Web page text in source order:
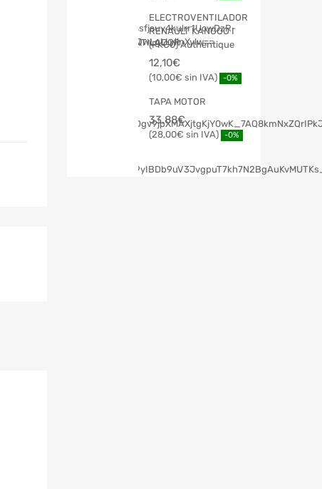
ELECTROVENTILADOR
RENAULT KANGOO I
(FKC0) Authentique
12,10€
10,00€ -0%
TAPA MOTOR
33,88€
28,00€ -0%